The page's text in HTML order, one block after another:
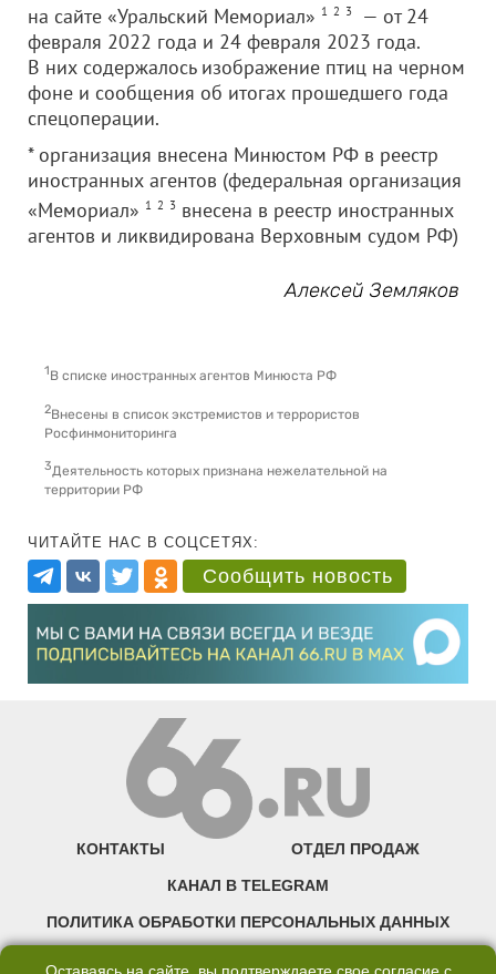
на сайте «Уральский Мемориал» 1 2 3
— от 24
февраля 2022 года и 24 февраля 2023 года.
В них содержалось изображение птиц на черном
фоне и сообщения об итогах прошедшего года
спецоперации.
* организация внесена Минюстом РФ в реестр
иностранных агентов (федеральная организация
«Мемориал» 1 2 3 внесена в реестр иностранных
агентов и ликвидирована Верховным судом РФ)
Алексей Земляков
1В списке иностранных агентов Минюста РФ
2Внесены в список экстремистов и террористов
Росфинмониторинга
3Деятельность которых признана нежелательной на
территории РФ
ЧИТАЙТЕ НАС В СОЦСЕТЯХ:
Сообщить новость
КОНТАКТЫ ОТДЕЛ ПРОДАЖ
КАНАЛ В TELEGRAM
ПОЛИТИКА ОБРАБОТКИ ПЕРСОНАЛЬНЫХ ДАННЫХ